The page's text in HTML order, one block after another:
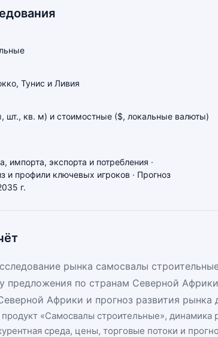
Тунис и Ливия
шт., кв. м) и стоимостные ($, локальные валюты)
импорта, экспорта и потребления ·
и профили ключевых игроков · Прогноз
г.
рынка самосвалы
предложения по странам Северной
Африки и прогноз развития рынка
«Самосвалы строительные», динамика
среда, цены, торговые потоки и